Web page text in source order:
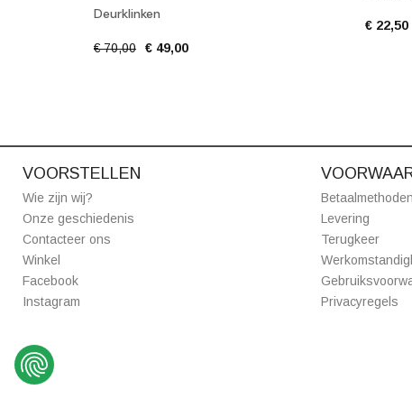
Deurklinken
€ 70,00 € 49,00
€ 22,50
VOORSTELLEN
Wie zijn wij?
Onze geschiedenis
Contacteer ons
Winkel
Facebook
Instagram
Betaalmethoden
Levering
Terugkeer
Privacyregels